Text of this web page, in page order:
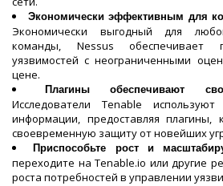
Экономически эффективным для
Экономически выгодный для
команды, Nessus обеспечивает
уязвимостей с неограниченными
цене.
Плагины обеспечивают
Исследователи Tenable
информации, предоставляя плагины,
своевременную защиту от новейших
Приспособьте рост и
переходите на Tenable.io или другие
роста потребностей в управлении